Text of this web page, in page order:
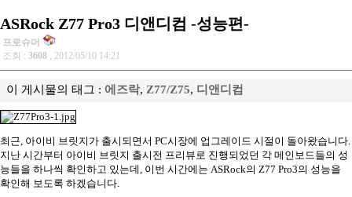
ASRock Z77 Pro3 디앤디컴 -성능편-
프로슈머
조회 : 3608 , 2012/05/10 14:21
이 게시물의 태그 : 에즈락, Z77/Z75, 디앤디컴
최근, 아이비 브릿지가 출시되면서 PC시장에 업그레이드 시절이 돌아왔습니다.
지난 시간부터 아이비 브릿지 출시전 프리뷰로 진행되었던 각 메인보드들의 성
능들을 하나씩 확인하고 있는데, 이번 시간에는 ASRock의 Z77 Pro3의 성능을
확인해 보도록 하겠습니다.